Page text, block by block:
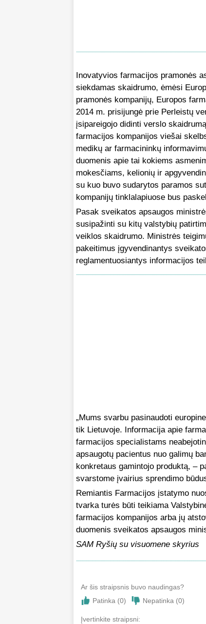
Inovatyvios farmacijos pramonės
siekdamas skaidrumo, ėmėsi
pramonės kompanijų, Europos
2014 m. prisijungė prie Perleistų
įsipareigojo didinti verslo
farmacijos kompanijos viešai
medikų ar farmacininkų
duomenis apie tai kokiems
mokesčiams, kelionių ir
su kuo buvo sudarytos paramos
kompanijų tinklalapiuose bus
Pasak sveikatos apsaugos
susipažinti su kitų valstybių
veiklos skaidrumo. Ministrės
pakeitimus įgyvendinantys
reglamentuosiantys informacijos
„Mums svarbu pasinaudoti
tik Lietuvoje. Informacija apie
farmacijos specialistams
apsaugotų pacientus nuo galimų
konkretaus gamintojo produktą, –
svarstome įvairius sprendimo
Remiantis Farmacijos įstatymo
tvarka turės būti teikiama
farmacijos kompanijos arba jų
duomenis sveikatos apsaugos
SAM Ryšių su visuomene skyrius
Ar šis straipsnis buvo naudingas?
Patinka (0) Nepatinka (0)
Įvertinkite straipsni: